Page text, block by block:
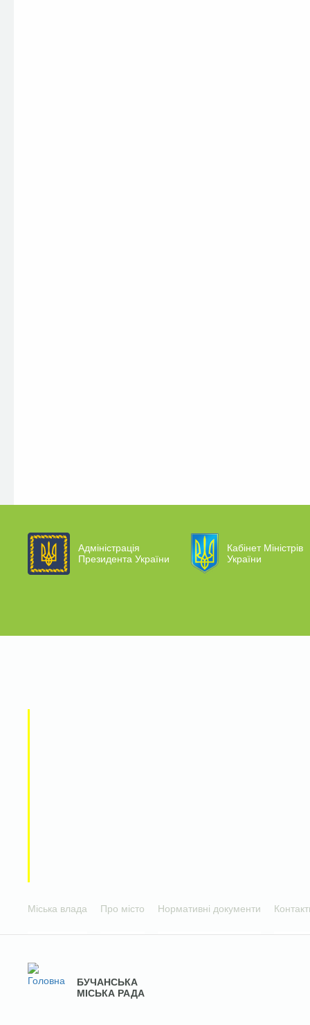
Адміністрація
Президента України
Кабінет Міністрів
України
Міська влада Про місто Нормативні документи
БУЧАНСЬКА
МІСЬКА РАДА